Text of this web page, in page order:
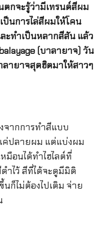
กจะรู้ว่ามีเทรนด์สีผม
ป็นการไล่สีผมให้โคน
ะทำเป็นหลากสีสัน แล้ว
(บาลายาจ) วัน
ายาจสุดฮิตมาให้สาวๆ
จากการทำสีแบบ
ค่ปลายผม แต่แบ่งผม
มือนได้ทำไฮไลต์ที่
ำไว้ สีที่ได้จะดูมีมิติ
ก็ไม่ต้องไปเติม จ่าย